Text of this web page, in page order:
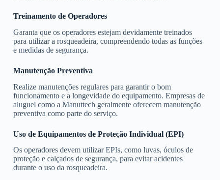
Treinamento de Operadores
Garanta que os operadores estejam devidamente treinados
para utilizar a rosqueadeira, compreendendo todas as funções
e medidas de segurança.
Manutenção Preventiva
Realize manutenções regulares para garantir o bom
funcionamento e a longevidade do equipamento. Empresas de
aluguel como a Manuttech geralmente oferecem manutenção
preventiva como parte do serviço.
Uso de Equipamentos de Proteção Individual (EPI)
Os operadores devem utilizar EPIs, como luvas, óculos de
proteção e calçados de segurança, para evitar acidentes
durante o uso da rosqueadeira.